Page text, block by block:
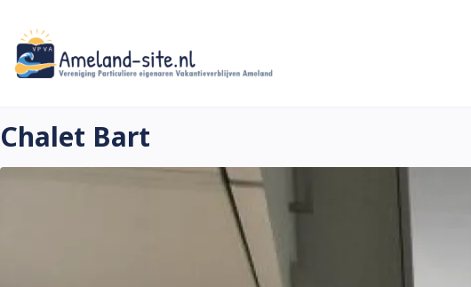
Hauptinhalt
springen
Chalet Bart